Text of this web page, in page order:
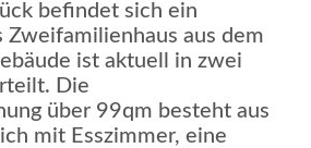
befindet sich ein
Zweifamilienhaus aus dem
ist aktuell in zwei
Die
über 99qm besteht aus
mit Esszimmer, eine